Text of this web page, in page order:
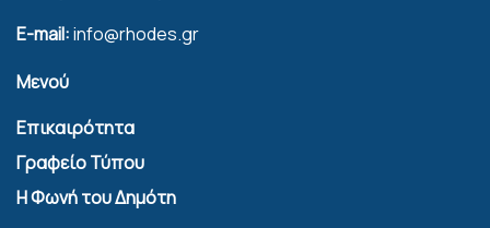
E-mail:info@rhodes.gr
Μενού
Επικαιρότητα
Γραφείο Τύπου
Η Φωνή του Δημότη